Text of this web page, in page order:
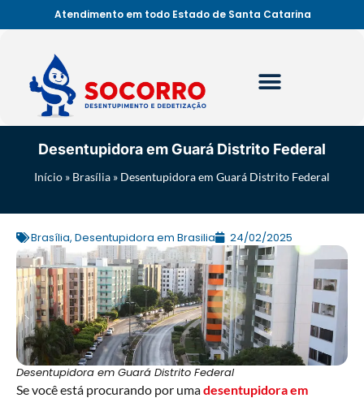
Atendimento em todo Estado de Santa Catarina
Desentupidora em Guará Distrito Federal
Início » Brasília » Desentupidora em Guará Distrito Federal
Brasília, Desentupidora em Brasilia 24/02/2025
Desentupidora em Guará Distrito Federal
Se você está procurando por umadesentupidora em